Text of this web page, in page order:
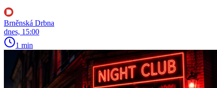
Brněnská Drbna
dnes, 15:00
1 min